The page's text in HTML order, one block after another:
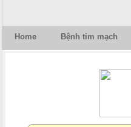
Home Bệnh tim mạch